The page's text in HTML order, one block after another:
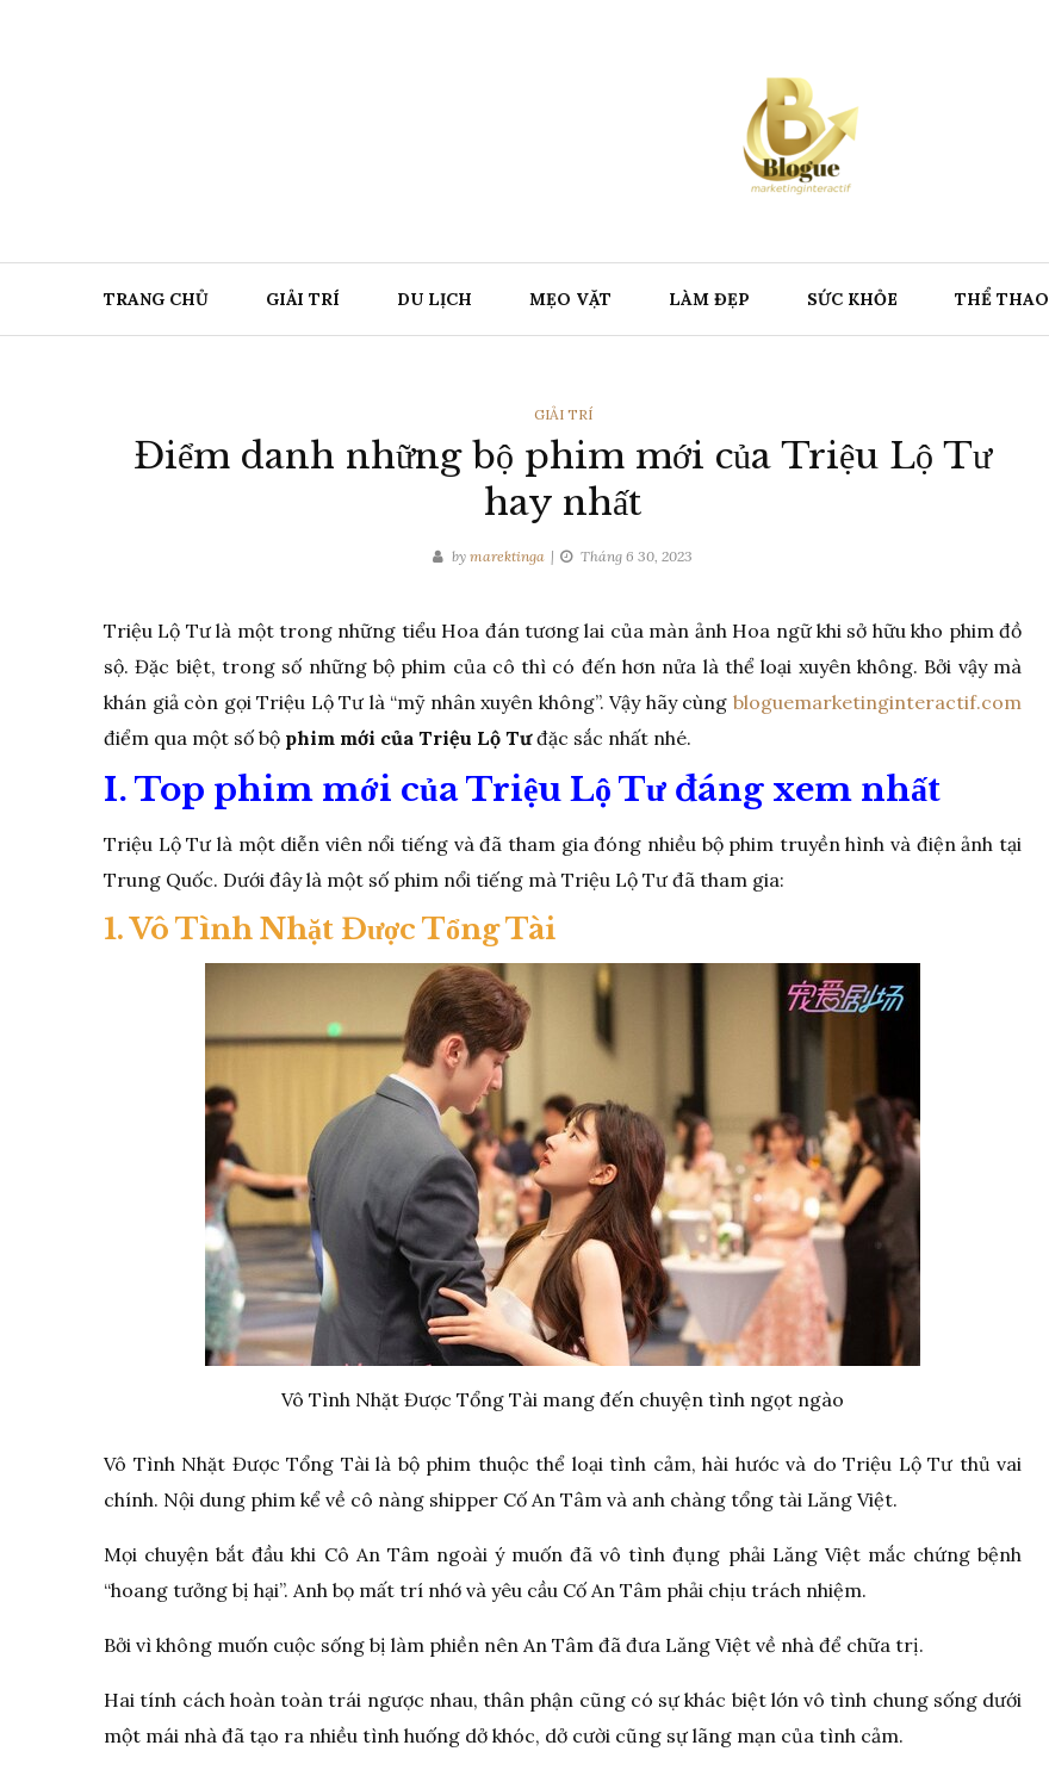
TRANG CHỦ GIẢI TRÍ DU LỊCH MẸO VẶT LÀM ĐẸP SỨC KHỎE THỂ THAO
THỂ
LOẠI
GIẢI TRÍ
Điểm danh những bộ phim mới của Triệu Lộ Tư
hay nhất
by marektinga Tháng 6 30, 2023
Triệu Lộ Tư là một trong những tiểu Hoa đán tương lai của màn ảnh Hoa ngữ khi sở hữu kho phim đồ
sộ. Đặc biệt, trong số những bộ phim của cô thì có đến hơn nửa là thể loại xuyên không. Bởi vậy mà
khán giả còn gọi Triệu Lộ Tư là “mỹ nhân xuyên không”. Vậy hãy cùng bloguemarketinginteractif.com
điểm qua một số bộ phim mới của Triệu Lộ Tưđặc sắc nhất nhé.
I. Top phim mới của Triệu Lộ Tư đáng xem nhất
Triệu Lộ Tư là một diễn viên nổi tiếng và đã tham gia đóng nhiều bộ phim truyền hình và điện ảnh tại
Trung Quốc. Dưới đây là một số phim nổi tiếng mà Triệu Lộ Tư đã tham gia:
1. Vô Tình Nhặt Được Tổng Tài
Vô Tình Nhặt Được Tổng Tài mang đến chuyện tình ngọt ngào
Vô Tình Nhặt Được Tổng Tài là bộ phim thuộc thể loại tình cảm, hài hước và do Triệu Lộ Tư thủ vai
chính. Nội dung phim kể về cô nàng shipper Cố An Tâm và anh chàng tổng tài Lăng Việt.
Mọi chuyện bắt đầu khi Cô An Tâm ngoài ý muốn đã vô tình đụng phải Lăng Việt mắc chứng bệnh
“hoang tưởng bị hại”. Anh bọ mất trí nhớ và yêu cầu Cố An Tâm phải chịu trách nhiệm.
Bởi vì không muốn cuộc sống bị làm phiền nên An Tâm đã đưa Lăng Việt về nhà để chữa trị.
Hai tính cách hoàn toàn trái ngược nhau, thân phận cũng có sự khác biệt lớn vô tình chung sống dưới
một mái nhà đã tạo ra nhiều tình huống dở khóc, dở cười cũng sự lãng mạn của tình cảm.